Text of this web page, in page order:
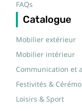
FAQs
Catalogue
Mobilier extérieur
Mobilier intérieur
Communication et
Festivités &
Loisirs & Sport